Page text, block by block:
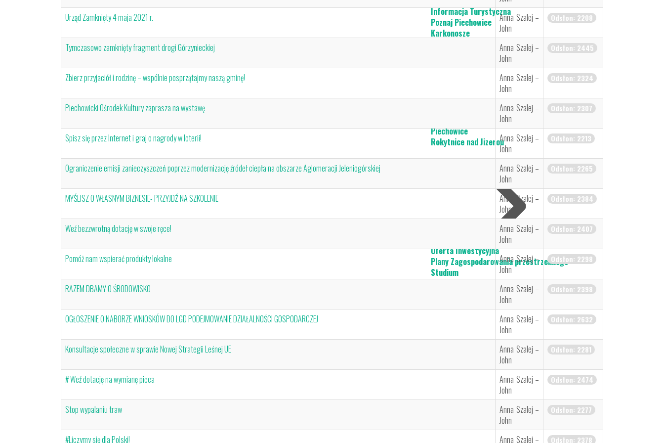
Informacja Turystyczna
Poznaj Piechowice
Karkonosze
Piechowice
Rokytnice nad Jizerou
Oferta Inwestycyjna
Plany Zagospodarowania przestrzennego
Studium
Przetargi
Urząd Zamknięty 4 maja 2021 r.
Anna Szalej –
John
Odsłon: 2208
Tymczasowo zamknięty fragment drogi Górzynieckiej
Anna Szalej –
John
Odsłon: 2445
Zbierz przyjaciół i rodzinę – wspólnie posprzątajmy naszą gminę!
Anna Szalej –
John
Odsłon: 2324
Piechowicki Ośrodek Kultury zaprasza na wystawę
Anna Szalej –
John
Odsłon: 2307
Spisz się przez Internet i graj o nagrody w loterii!
Anna Szalej –
John
Odsłon: 2213
Ograniczenie emisji zanieczyszczeń poprzez modernizację źródeł ciepła na obszarze Aglomeracji Jeleniogórskiej
Anna Szalej –
John
Odsłon: 2265
MYŚLISZ O WŁASNYM BIZNESIE- PRZYJDŹ NA SZKOLENIE
Anna Szalej –
John
Odsłon: 2384
Weź bezzwrotną dotację w swoje ręce!
Anna Szalej –
John
Odsłon: 2407
Pomóż nam wspierać produkty lokalne
Anna Szalej –
John
Odsłon: 2298
RAZEM DBAMY O ŚRODOWISKO
Anna Szalej –
John
Odsłon: 2398
OGŁOSZENIE O NABORZE WNIOSKÓW DO LGD PODEJMOWANIE DZIAŁALNOŚCI GOSPODARCZEJ
Anna Szalej –
John
Odsłon: 2632
Konsultacje społeczne w sprawie Nowej Strategii Leśnej UE
Anna Szalej –
John
Odsłon: 2281
# Weź dotację na wymianę pieca
Anna Szalej –
John
Odsłon: 2474
Stop wypalaniu traw
Anna Szalej –
John
Odsłon: 2277
#Liczymy się dla Polski! Anna Szalej – Odsłon: 2378